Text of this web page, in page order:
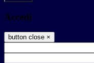
Accedi
button close ×